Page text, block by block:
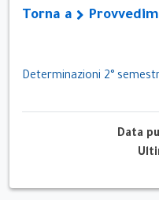
Torna a
Determinazioni 2°
Data